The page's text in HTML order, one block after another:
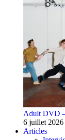
Adult DVD –
6 juillet 2026
Articles